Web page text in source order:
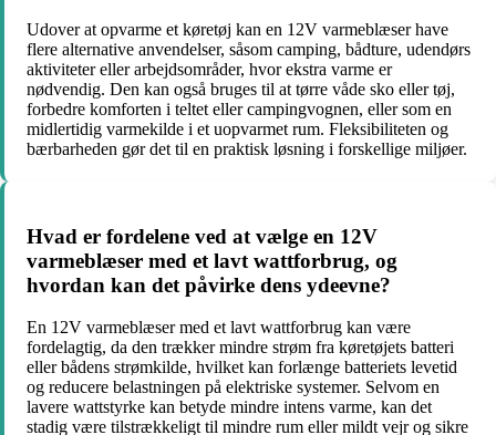
Udover at opvarme et køretøj kan en 12V varmeblæser have
flere alternative anvendelser, såsom camping, bådture, udendørs
aktiviteter eller arbejdsområder, hvor ekstra varme er
nødvendig. Den kan også bruges til at tørre våde sko eller tøj,
forbedre komforten i teltet eller campingvognen, eller som en
midlertidig varmekilde i et uopvarmet rum. Fleksibiliteten og
bærbarheden gør det til en praktisk løsning i forskellige miljøer.
Hvad er fordelene ved at vælge en 12V
varmeblæser med et lavt wattforbrug, og
hvordan kan det påvirke dens ydeevne?
En 12V varmeblæser med et lavt wattforbrug kan være
fordelagtig, da den trækker mindre strøm fra køretøjets batteri
eller bådens strømkilde, hvilket kan forlænge batteriets levetid
og reducere belastningen på elektriske systemer. Selvom en
lavere wattstyrke kan betyde mindre intens varme, kan det
stadig være tilstrækkeligt til mindre rum eller mildt vejr og sikre